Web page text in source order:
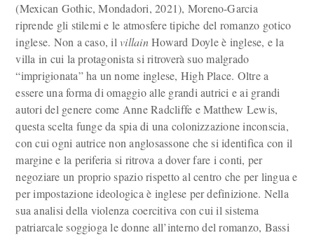
(Mexican Gothic, Mondadori, 2021), Moreno-Garcia
riprende gli stilemi e le atmosfere tipiche del romanzo gotico
inglese. Non a caso, ilvillainHoward Doyle è inglese, e la
villa in cui la protagonista si ritroverà suo malgrado
“imprigionata” ha un nome inglese, High Place. Oltre a
essere una forma di omaggio alle grandi autrici e ai grandi
autori del genere come Anne Radcliffe e Matthew Lewis,
questa scelta funge da spia di una colonizzazione inconscia,
con cui ogni autrice non anglosassone che si identifica con il
margine e la periferia si ritrova a dover fare i conti, per
negoziare un proprio spazio rispetto al centro che per lingua e
per impostazione ideologica è inglese per definizione. Nella
sua analisi della violenza coercitiva con cui il sistema
patriarcale soggioga le donne all’interno del romanzo, Bassi